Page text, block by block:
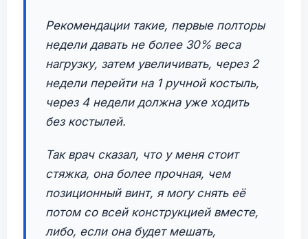
Рекомендации такие, первые полторы
недели давать не более 30% веса
нагрузку, затем увеличивать, через 2
недели перейти на 1 ручной костыль,
через 4 недели должна уже ходить
без костылей.
Так врач сказал, что у меня стоит
стяжка, она более прочная, чем
позиционный винт, я могу снять её
потом со всей конструкцией вместе,
либо, если она будет мешать,